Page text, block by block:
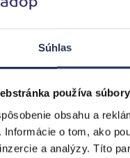
Súhlas
používa
obsahu a
Informácie o tom, ako
a analýzy. Títo